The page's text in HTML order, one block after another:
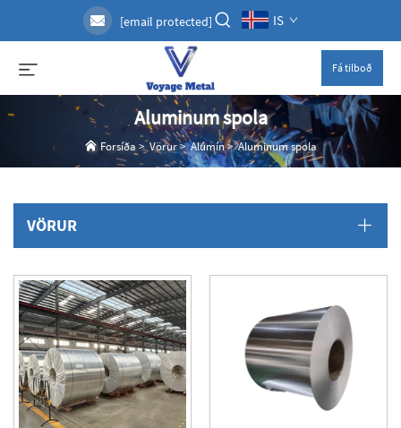
[email protected] IS
Fá tilboð
Aluminum spola
Forsíða>Vörur>Alúmín>Aluminum spola
VÖRUR